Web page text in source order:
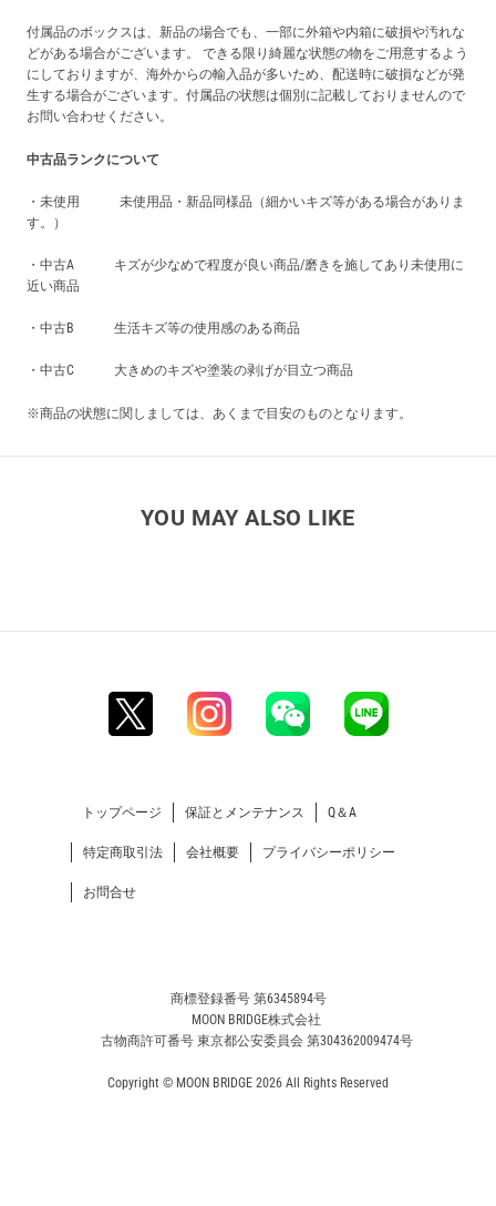
付属品のボックスは、新品の場合でも、一部に外箱や内箱に破損や汚れな
どがある場合がございます。 できる限り綺麗な状態の物をご用意するよう
にしておりますが、海外からの輸入品が多いため、配送時に破損などが発
生する場合がございます。付属品の状態は個別に記載しておりませんので
お問い合わせください。
中古品ランクについて
・未使用 未使用品・新品同様品（細かいキズ等がある場合がありま
す。）
・中古A キズが少なめで程度が良い商品/磨きを施してあり未使用に
近い商品
・中古B 生活キズ等の使用感のある商品
・中古C 大きめのキズや塗装の剥げが目立つ商品
※商品の状態に関しましては、あくまで目安のものとなります。
YOU MAY ALSO LIKE
トップページ 保証とメンテナンス Q＆A
特定商取引法 会社概要 プライバシーポリシー
お問合せ
商標登録番号 第6345894号
MOON BRIDGE株式会社
古物商許可番号 東京都公安委員会 第304362009474号
Copyright © MOON BRIDGE 2026 All Rights Reserved